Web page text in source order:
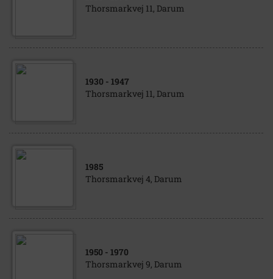
Thorsmarkvej 11, Darum
1930 - 1947
Thorsmarkvej 11, Darum
1985
Thorsmarkvej 4, Darum
1950 - 1970
Thorsmarkvej 9, Darum